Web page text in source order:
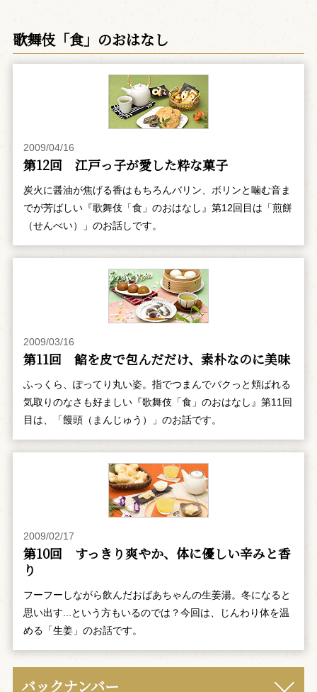
歌舞伎「食」のおはなし
2009/04/16
第12回 江戸っ子が愛した粋な菓子
炭火に醤油が焦げる香はもちろんバリン、ボリンと噛む音ま
でが芳ばしい『歌舞伎「食」のおはなし』第12回目は「煎餅
（せんべい）」のお話しです。
2009/03/16
第11回 餡を皮で包んだだけ、素朴なのに美味
ふっくら、ぽってり丸い姿。指でつまんでパクっと頬ばれる
気取りのなさも好ましい『歌舞伎「食」のおはなし』第11回
目は、「饅頭（まんじゅう）」のお話です。
2009/02/17
第10回 すっきり爽やか、体に優しい辛みと香
り
フーフーしながら飲んだおばあちゃんの生姜湯。冬になると
思い出す...という方もいるのでは？今回は、じんわり体を温
める「生姜」のお話です。
バックナンバー